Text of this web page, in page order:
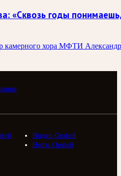
«Сквозь годы
камерного хора МФТИ
Видео Орфей
Ноты Орфей